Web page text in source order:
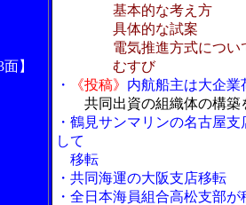
】
基本的な考え方
具体的な試案
電気推進方式につい
むすび
・
《投稿》 内航船主は大企業
共同出資の組織体の構築
・鶴見サンマリンの名古屋
して
移転
・共同海運の大阪支店移転
・全日本海員組合高松支部が